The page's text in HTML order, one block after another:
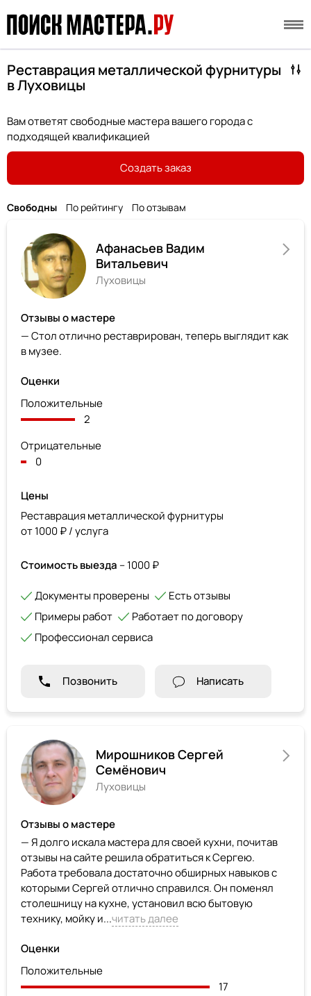
Реставрация металлической фурнитуры
в Луховицы
Вам ответят свободные мастера вашего города с
подходящей квалификацией
Создать заказ
Свободны По рейтингу По отзывам
Афанасьев Вадим
Витальевич
Луховицы
Отзывы о мастере
— Стол отлично реставрирован, теперь выглядит как
в музее.
Оценки
Положительные
2
Отрицательные
0
Цены
Реставрация металлической фурнитуры
от 1000 ₽ / услуга
Стоимость выезда – 1000 ₽
Документы проверены
Есть отзывы
Примеры работ
Работает по договору
Профессионал сервиса
Позвонить Написать
Мирошников Сергей
Семёнович
Луховицы
Отзывы о мастере
— Я долго искала мастера для своей кухни, почитав
отзывы на сайте решила обратиться к Сергею.
Работа требовала достаточно обширных навыков с
которыми Сергей отлично справился. Он поменял
столешницу на кухне, установил всю бытовую
технику, мойку и...читать далее
Оценки
Положительные
17